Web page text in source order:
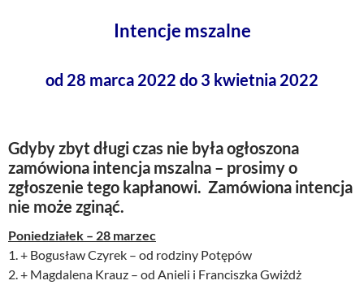
Intencje mszalne
od 28 marca 2022 do 3 kwietnia 2022
Gdyby zbyt długi czas nie była ogłoszona
zamówiona intencja mszalna – prosimy o
zgłoszenie tego kapłanowi. Zamówiona intencja
nie może zginąć.
Poniedziałek – 28 marzec
1. + Bogusław Czyrek – od rodziny Potępów
2. + Magdalena Krauz – od Anieli i Franciszka Gwiżdż